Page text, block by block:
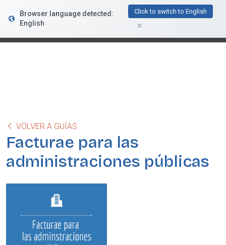
FacturaDirecta
Browser language detected:
English
Click to switch to English
VOLVER A GUÍAS
Facturae para las
administraciones públicas